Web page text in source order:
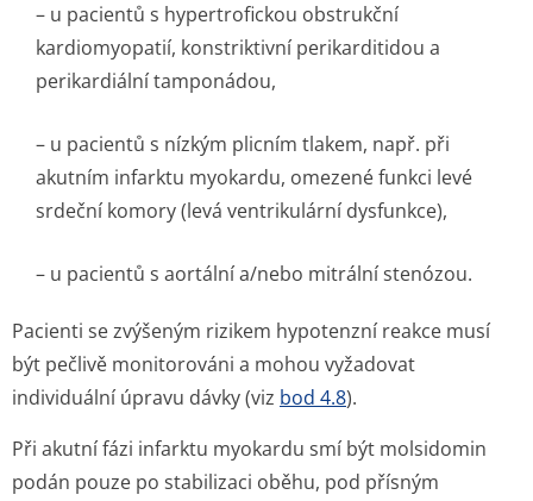
– u pacientů s hypertrofickou obstrukční
kardiomyopatií, konstriktivní perikarditidou a
perikardiální tamponádou,
– u pacientů s nízkým plicním tlakem, např. při
akutním infarktu myokardu, omezené funkci levé
srdeční komory (levá ventrikulární dysfunkce),
– u pacientů s aortální a/nebo mitrální stenózou.
Pacienti se zvýšeným rizikem hypotenzní reakce musí
být pečlivě monitorováni a mohou vyžadovat
individuální úpravu dávky (viz bod 4.8).
Při akutní fázi infarktu myokardu smí být molsidomin
podán pouze po stabilizaci oběhu, pod přísným